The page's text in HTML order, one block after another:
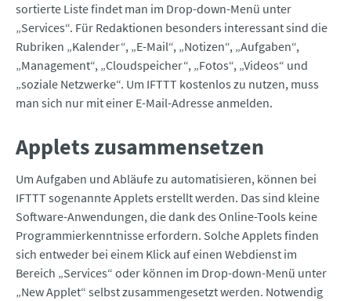
sortierte Liste findet man im Drop-down-Menü unter
„Services“. Für Redaktionen besonders interessant sind die
Rubriken „Kalender“, „E-Mail“, „Notizen“, „Aufgaben“,
„Management“, „Cloudspeicher“, „Fotos“, „Videos“ und
„soziale Netzwerke“. Um IFTTT kostenlos zu nutzen, muss
man sich nur mit einer E-Mail-Adresse anmelden.
Applets zusammensetzen
Um Aufgaben und Abläufe zu automatisieren, können bei
IFTTT sogenannte Applets erstellt werden. Das sind kleine
Software-Anwendungen, die dank des Online-Tools keine
Programmierkenntnisse erfordern. Solche Applets finden
sich entweder bei einem Klick auf einen Webdienst im
Bereich „Services“ oder können im Drop-down-Menü unter
„New Applet“ selbst zusammengesetzt werden. Notwendig